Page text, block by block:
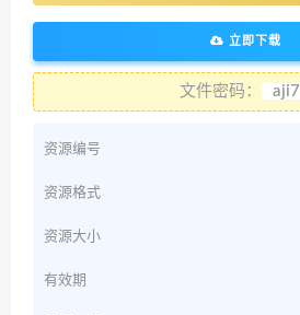
立即下载
文件密码： aji7
资源编号
资源格式
资源大小
有效期